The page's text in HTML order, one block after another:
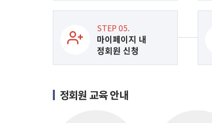
STEP 05.
마이페이지 내
정회원 신청
정회원 교육 안내